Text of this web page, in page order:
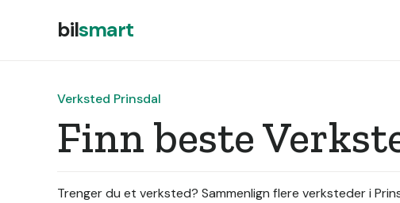
bilsmart
Verksted Prinsdal
Finn beste
Trenger du et verksted? Sammenlign flere verksteder i